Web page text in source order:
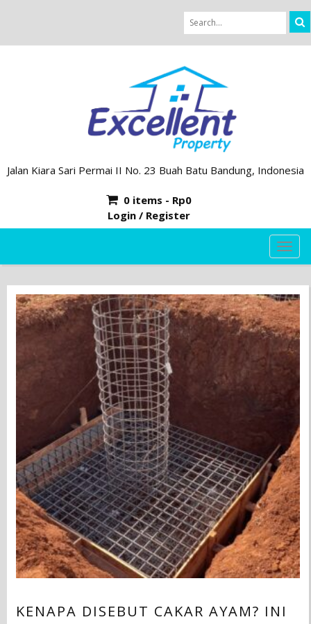
Jalan Kiara Sari Permai II No. 23 Buah Batu Bandung, Indonesia
0 items - Rp0
Login / Register
KENAPA DISEBUT CAKAR AYAM? INI